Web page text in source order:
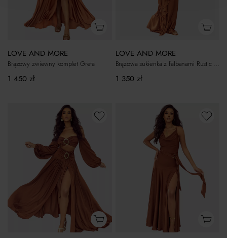
LOVE AND MORE
Brązowy zwiewny komplet Greta
1 450 zł
LOVE AND MORE
Brązowa sukienka z falbanami Rustic Rhapsody
1 350 zł